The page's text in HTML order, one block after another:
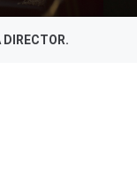
DIRECTOR.